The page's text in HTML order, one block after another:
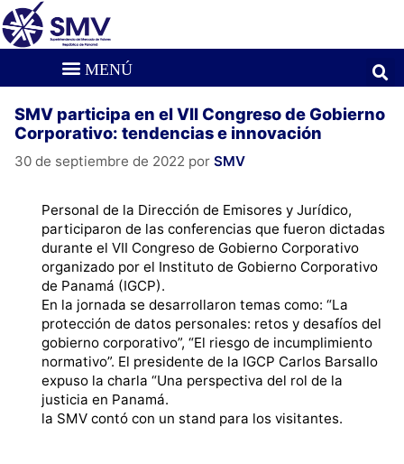
SMV participa en el VII Congreso de Gobierno
Corporativo: tendencias e innovación
30 de septiembre de 2022 por SMV
Personal de la Dirección de Emisores y Jurídico,
participaron de las conferencias que fueron dictadas
durante elVII Congreso de Gobierno Corporativo
organizado por el Instituto de Gobierno Corporativo
de Panamá (IGCP).
En la jornada se desarrollaron temas como: “La
protección de datos personales: retos y desafíos del
gobierno corporativo”, “El riesgo de incumplimiento
normativo”. El presidente de la IGCP Carlos Barsallo
expuso la charla “Una perspectiva del rol de la
justicia en Panamá.
la SMV contó con un stand para los visitantes.